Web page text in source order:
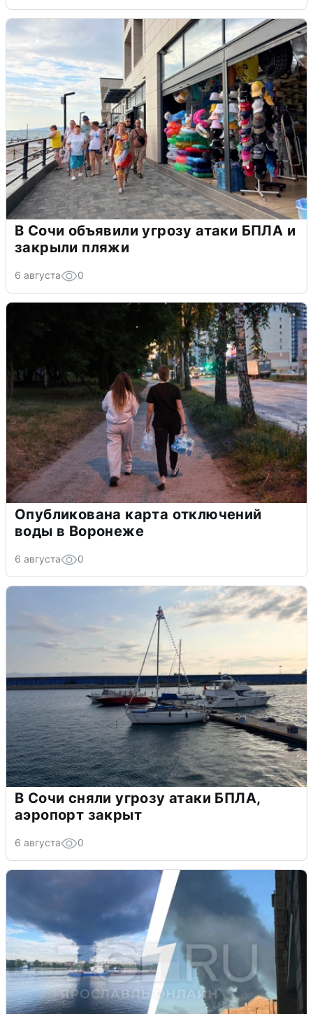
В Сочи объявили угрозу атаки БПЛА и
закрыли пляжи
6 августа 0
Опубликована карта отключений
воды в Воронеже
6 августа 0
В Сочи сняли угрозу атаки БПЛА,
аэропорт закрыт
6 августа 0